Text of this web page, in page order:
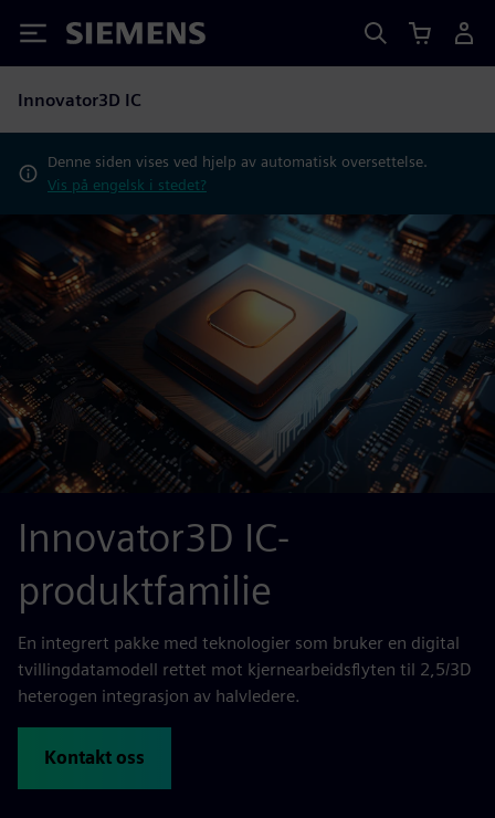
Siemens
Innovator3D IC
Denne siden vises ved hjelp av automatisk oversettelse.
Vis på engelsk i stedet?
Innovator3D IC-
produktfamilie
En integrert pakke med teknologier som bruker en digital
tvillingdatamodell rettet mot kjernearbeidsflyten til 2,5/3D
heterogen integrasjon av halvledere.
Kontakt oss